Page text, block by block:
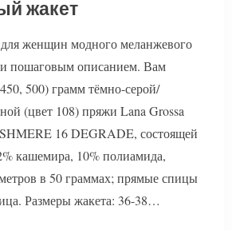
жакет
женщин модного меланжевого
и пошаговым описанием. Вам
500) грамм тёмно-серой/
(цвет 108) пряжи Lana Grossa
16 DEGRADE, состоящей
кашемира, 10% полиамида,
в 50 граммах; прямые спицы
Размеры жакета: 36-38…